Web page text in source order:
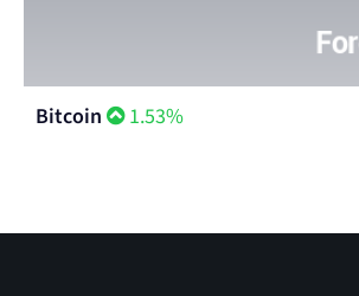
Bitcoin 1.53%